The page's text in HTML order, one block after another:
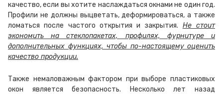
качество, если вы хотите наслаждаться окнами не один год.
Профили не должны выцветать, деформироваться, а также
ломаться после частого открытия и закрытия. Не стоит
экономить на стеклопакетах, профилях, фурнитуре и
дополнительных функциях, чтобы по-настоящему оценить
качество продукции.
Также немаловажным фактором при выборе пластиковых
окон является безопасность. Несколько лет назад